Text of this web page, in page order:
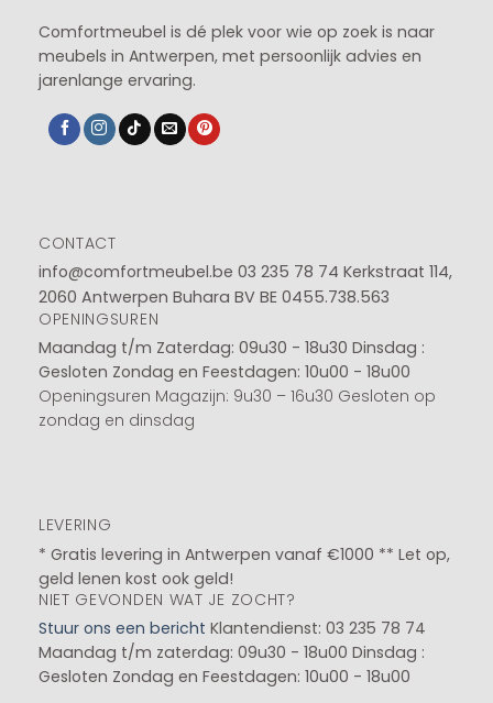
Comfortmeubel is dé plek voor wie op zoek is naar
meubels in Antwerpen, met persoonlijk advies en
jarenlange ervaring.
CONTACT
info@comfortmeubel.be 03 235 78 74 Kerkstraat 114,
2060 Antwerpen Buhara BV BE 0455.738.563
OPENINGSUREN
Maandag t/m Zaterdag: 09u30 - 18u30 Dinsdag :
Gesloten Zondag en Feestdagen: 10u00 - 18u00
Openingsuren Magazijn: 9u30 – 16u30 Gesloten op
zondag en dinsdag
LEVERING
* Gratis levering in Antwerpen vanaf €1000 ** Let op,
geld lenen kost ook geld!
NIET GEVONDEN WAT JE ZOCHT?
Stuur ons een bericht Klantendienst: 03 235 78 74
Maandag t/m zaterdag: 09u30 - 18u00 Dinsdag :
Gesloten Zondag en Feestdagen: 10u00 - 18u00